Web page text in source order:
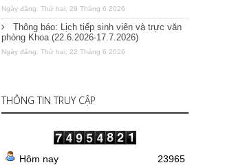
Ngày đăng: Thứ hai, 29 Tháng 6 2026
Thông báo: Lịch tiếp sinh viên và trực văn
phòng Khoa (22.6.2026-17.7.2026)
Ngày đăng: Thứ hai, 22 Tháng 6 2026
THÔNG TIN TRUY CẬP
Hôm nay
23965